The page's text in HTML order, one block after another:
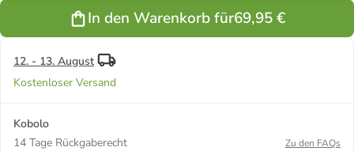
In den Warenkorb für69,95 €
12. - 13. August
Kostenloser Versand
Kobolo
14 Tage Rückgaberecht
Zu den FAQs